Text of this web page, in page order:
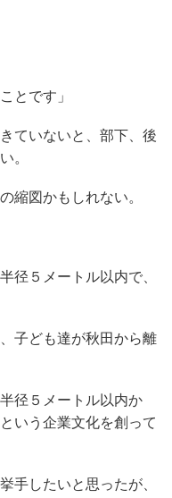
とです」
ていないと、部下、後
。
縮図かもしれない。
径５メートル以内で、
子ども達が秋田から離
径５メートル以内か
いう企業文化を創って
手したいと思ったが、